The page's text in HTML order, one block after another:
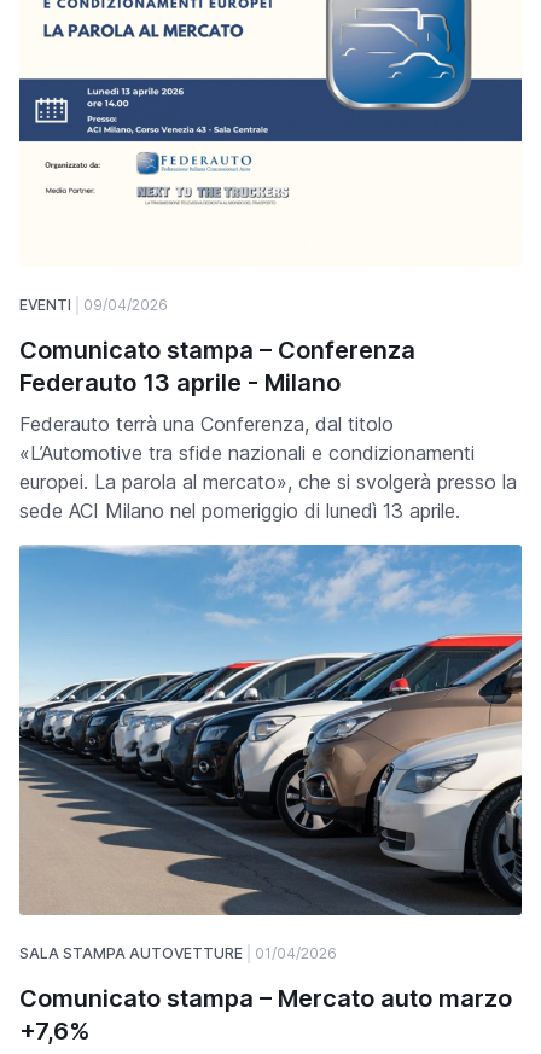
EVENTI 09/04/2026
Comunicato stampa – Conferenza
Federauto 13 aprile - Milano
Federauto terrà una Conferenza, dal titolo
«L’Automotive tra sfide nazionali e condizionamenti
europei. La parola al mercato», che si svolgerà presso la
sede ACI Milano nel pomeriggio di lunedì 13 aprile.
SALA STAMPA AUTOVETTURE 01/04/2026
Comunicato stampa – Mercato auto marzo
+7,6%